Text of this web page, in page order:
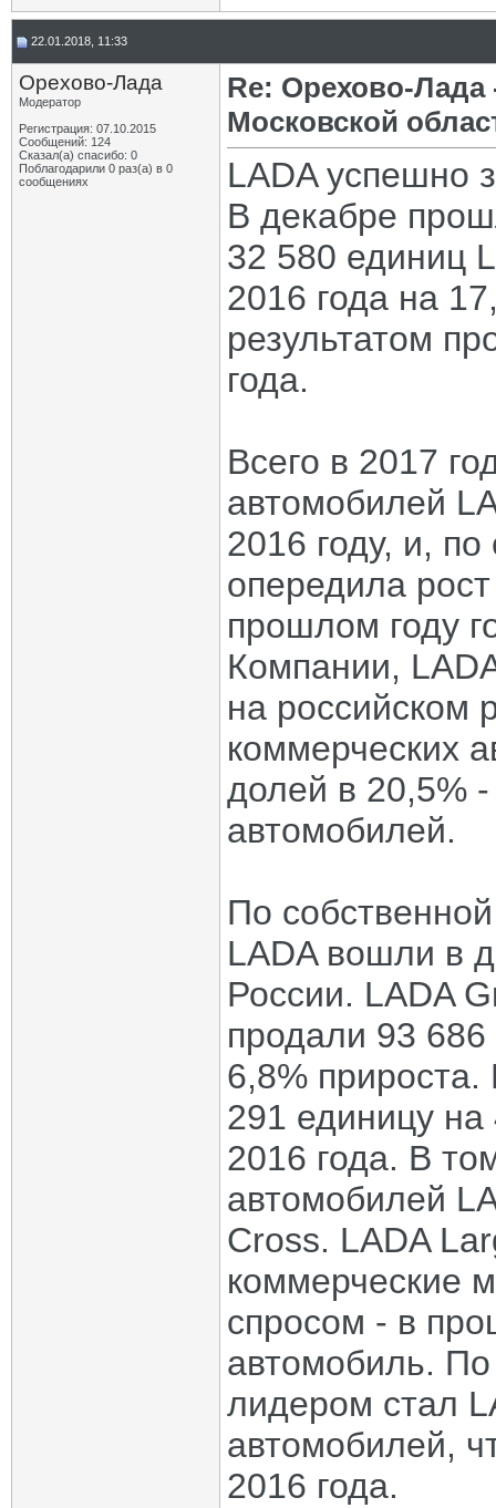
22.01.2018, 11:33
Орехово-Лада
Модератор
Регистрация: 07.10.2015
Сообщений: 124
Сказал(а) спасибо: 0
Поблагодарили 0 раз(а) в 0
сообщениях
Re: Орехово-
Московской
LADA успешно
В декабре
32 580 единиц
2016 года на
результатом
года.
Всего в 2017
автомобилей
2016 году, и,
опередила
прошлом году
Компании,
на российском
коммерческих
долей в 20,5% -
автомобилей.
По
LADA вошли в
России. LADA
продали 93 686
6,8% прироста.
291 единицу на
2016 года. В
автомобилей
Cross. LADA
коммерческие
спросом - в
автомобиль.
лидером стал
автомобилей,
2016 года.